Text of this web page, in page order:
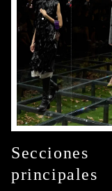
Secciones
principales